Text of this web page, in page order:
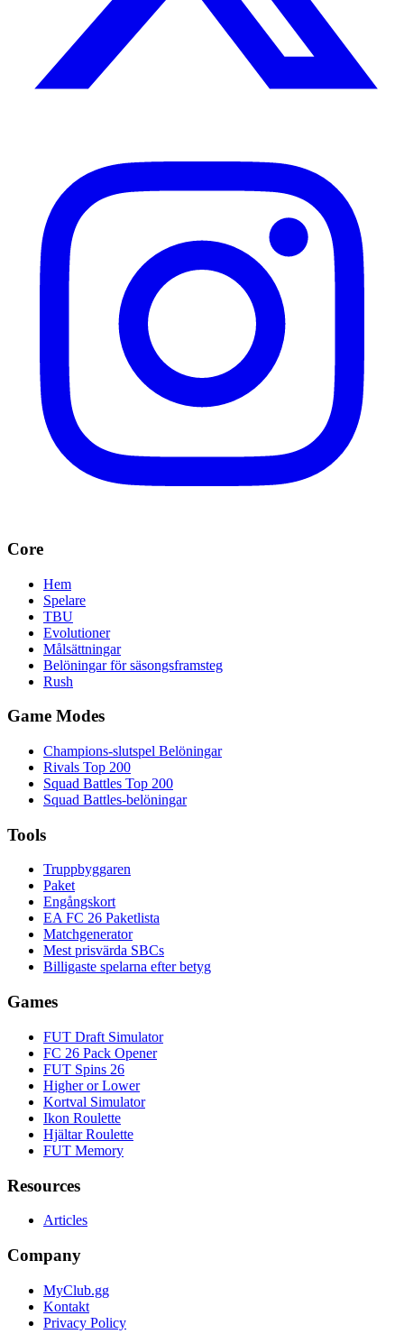
Core
Hem
Spelare
TBU
Evolutioner
Målsättningar
Belöningar för säsongsframsteg
Rush
Game Modes
Champions-slutspel Belöningar
Rivals Top 200
Squad Battles Top 200
Squad Battles-belöningar
Tools
Truppbyggaren
Paket
Engångskort
EA FC 26 Paketlista
Matchgenerator
Mest prisvärda SBCs
Billigaste spelarna efter betyg
Games
FUT Draft Simulator
FC 26 Pack Opener
FUT Spins 26
Higher or Lower
Kortval Simulator
Ikon Roulette
Hjältar Roulette
FUT Memory
Resources
Articles
Company
MyClub.gg
Kontakt
Privacy Policy